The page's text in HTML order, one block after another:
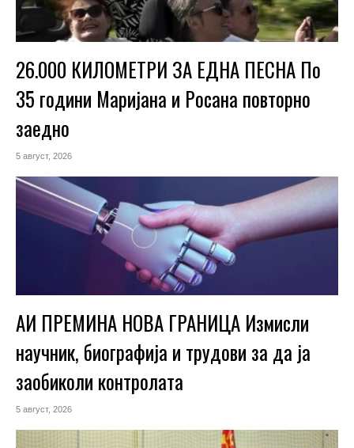
26.000 КИЛОМЕТРИ ЗА ЕДНА ПЕСНА По
35 години Маријана и Росана повторно
заедно
5 август, 2026
АИ ПРЕМИНА НОВА ГРАНИЦА Измисли
научник, биографија и трудови за да ја
заобиколи контролата
5 август, 2026